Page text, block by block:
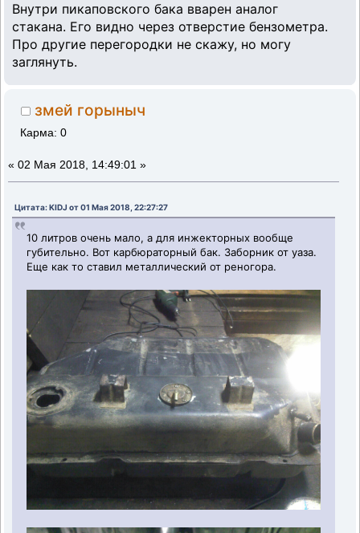
Внутри пикаповского бака вварен аналог
стакана. Его видно через отверстие бензометра.
Про другие перегородки не скажу, но могу
заглянуть.
змей горыныч
Карма: 0
« 02 Мая 2018, 14:49:01 »
Цитата: KIDJ от 01 Мая 2018, 22:27:27
10 литров очень мало, а для инжекторных вообще
губительно. Вот карбюраторный бак. Заборник от уаза.
Еще как то ставил металлический от реногора.